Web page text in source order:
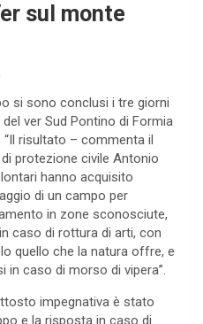
sul monte
si sono conclusi i tre giorni
ver Sud Pontino di Formia
“Il risultato – commenta il
protezione civile Antonio
hanno acquisito
di un campo per
in zone sconosciute,
caso di rottura di arti, con
quello che la natura offre, e
caso di morso di vipera”.
impegnativa è stato
e la risposta in caso di